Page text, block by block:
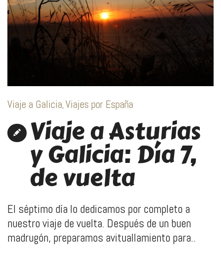
Viaje a Galicia, Viajes por España
Viaje a Asturias
y Galicia: Día 7,
de vuelta
El séptimo día lo dedicamos por completo a
nuestro viaje de vuelta. Después de un buen
madrugón, preparamos avituallamiento para..